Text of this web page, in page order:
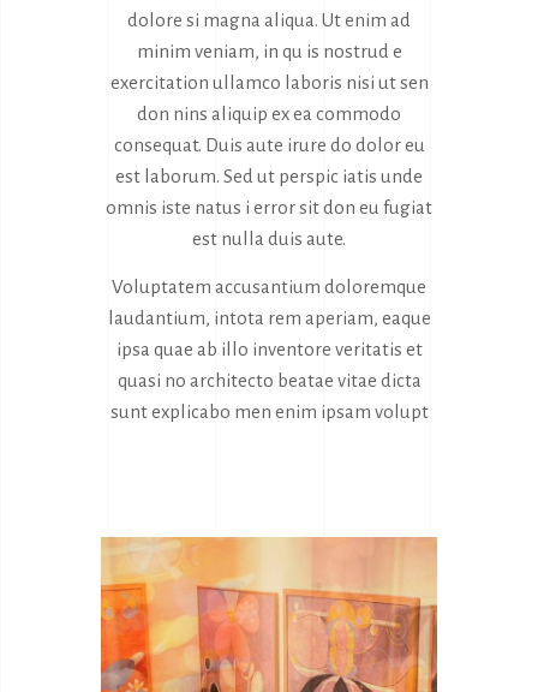
dolore si magna aliqua. Ut enim ad
minim veniam, in qu is nostrud e
exercitation ullamco laboris nisi ut sen
don nins aliquip ex ea commodo
consequat. Duis aute irure do dolor eu
est laborum. Sed ut perspic iatis unde
omnis iste natus i error sit don eu fugiat
est nulla duis aute.
Voluptatem accusantium doloremque
laudantium, intota rem aperiam, eaque
ipsa quae ab illo inventore veritatis et
quasi no architecto beatae vitae dicta
sunt explicabo men enim ipsam volupt